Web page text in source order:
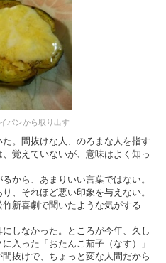
パンから取り出す
。間抜けな人、のろまな人を指す
覚えていないが、意味はよく知っ
から、あまりいい言葉ではない。
、それほど悪い印象を与えない。
竹新喜劇で聞いたような気がする
しなかった。ところが今年、久し
入った「おたんこ茄子（なす）」
抜けで、ちょっと変な人間だから